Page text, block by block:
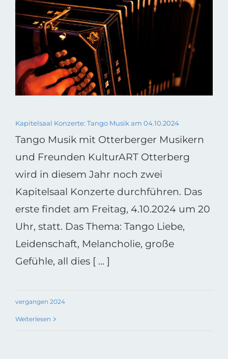
Kapitelsaal Konzerte: Tango Musik am 04.10.2024
Tango Musik mit Otterberger Musikern
und Freunden KulturART Otterberg
wird in diesem Jahr noch zwei
Kapitelsaal Konzerte durchführen. Das
erste findet am Freitag, 4.10.2024 um 20
Uhr, statt. Das Thema: Tango Liebe,
Leidenschaft, Melancholie, große
Gefühle, all dies [ ... ]
vergangen 2024
Weiterlesen